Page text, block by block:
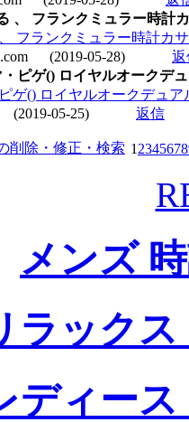
、 フランクミュラー時計
フランクミュラー時計カ
(2019-05-28)
返
ピゲ() ロイヤルオークデ
ゲ() ロイヤルオークデュ
(2019-05-25) 返信
削除・修正・検索 1 2345678
メンズ
ラック
ディー